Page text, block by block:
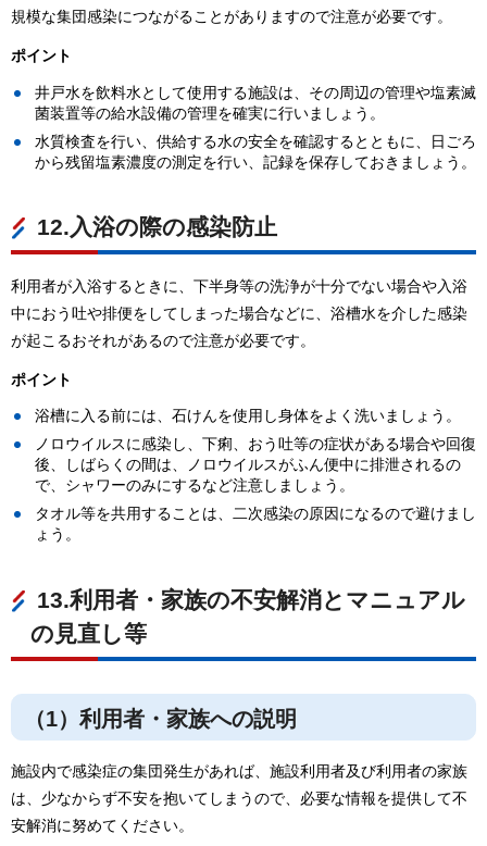
規模な集団感染につながることがありますので注意が必要です。
ポイント
井戸水を飲料水として使用する施設は、その周辺の管理や塩素滅
菌装置等の給水設備の管理を確実に行いましょう。
水質検査を行い、供給する水の安全を確認するとともに、日ごろ
から残留塩素濃度の測定を行い、記録を保存しておきましょう。
12.入浴の際の感染防止
利用者が入浴するときに、下半身等の洗浄が十分でない場合や入浴
中におう吐や排便をしてしまった場合などに、浴槽水を介した感染
が起こるおそれがあるので注意が必要です。
ポイント
浴槽に入る前には、石けんを使用し身体をよく洗いましょう。
ノロウイルスに感染し、下痢、おう吐等の症状がある場合や回復
後、しばらくの間は、ノロウイルスがふん便中に排泄されるの
で、シャワーのみにするなど注意しましょう。
タオル等を共用することは、二次感染の原因になるので避けまし
ょう。
13.利用者・家族の不安解消とマニュアル
の見直し等
（1）利用者・家族への説明
施設内で感染症の集団発生があれば、施設利用者及び利用者の家族
は、少なからず不安を抱いてしまうので、必要な情報を提供して不
安解消に努めてください。